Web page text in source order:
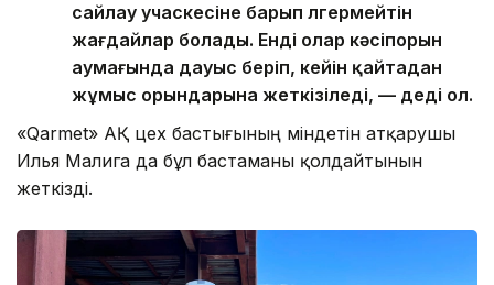
сайлау учаскесіне барып үлгермейтін
жағдайлар болады. Енді олар кәсіпорын
аумағында дауыс беріп, кейін қайтадан
жұмыс орындарына жеткізіледі, — деді ол.
«Qarmet» АҚ цех бастығының міндетін атқарушы
Илья Малига да бұл бастаманы қолдайтынын
жеткізді.